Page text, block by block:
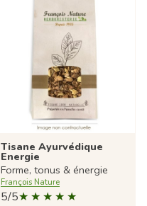
Tisane Ayurvédique
Energie
Forme, tonus & énergie
François Nature
5/5